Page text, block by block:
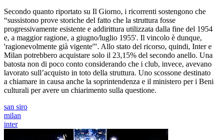
Secondo quanto riportato su Il Giorno, i ricorrenti sostengono che
“sussistono prove storiche del fatto che la struttura fosse
progressivamente esistente e addirittura utilizzata dalla fine del 1954
e, a maggior ragione, a giugno/luglio 1955'. Il vincolo è dunque,
'ragionevolmente già vigente'". Allo stato del ricorso, quindi, Inter e
Milan potrebbero acquistare solo il 23,15% del secondo anello. Una
batosta non di poco conto considerando che i club, invece, avevano
lavorato sull’acquisto in toto della struttura. Uno scossone destinato
a chiamare in causa anche la soprintendenza e il ministero per i Beni
culturali per avere un chiarimento sulla questione.
san siro
milan
inter